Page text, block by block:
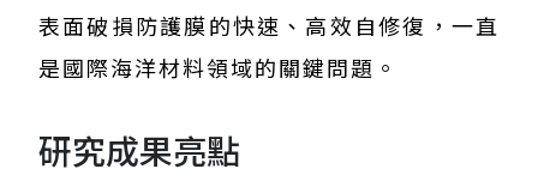
表面破損防護膜的快速、高效自修復，一直
是國際海洋材料領域的關鍵問題。
研究成果亮點